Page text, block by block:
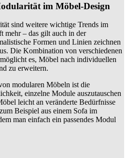
im Möbel-Design
sind weitere wichtige Trends im
mehr – das gilt auch in der
Formen und Linien zeichnen
Die Kombination von verschiedenen
es, Möbel nach individuellen
zu erweitern.
modularen Möbeln ist die
einzelne Module auszutauschen
leicht an veränderte Bedürfnisse
Beispiel aus einem Sofa im
man einfach ein passendes Modul